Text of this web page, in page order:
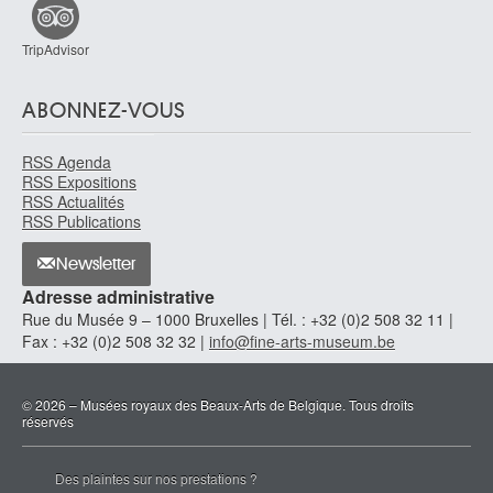
TripAdvisor
ABONNEZ-VOUS
RSS Agenda
RSS Expositions
RSS Actualités
RSS Publications
Newsletter
Adresse administrative
Rue du Musée 9 – 1000 Bruxelles | Tél. : +32 (0)2 508 32 11 |
Fax : +32 (0)2 508 32 32 | info@fine-arts-museum.be
© 2026 – Musées royaux des Beaux-Arts de Belgique. Tous droits
réservés
Des plaintes sur nos prestations ?